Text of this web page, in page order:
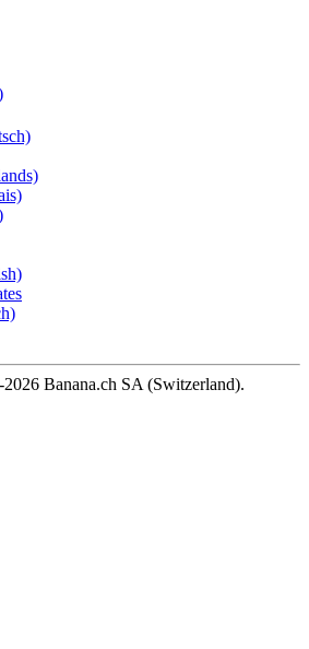
Banana.ch SA (Switzerland).